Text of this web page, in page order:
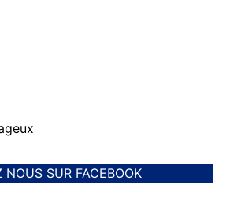
NOUS SUR FACEBOOK